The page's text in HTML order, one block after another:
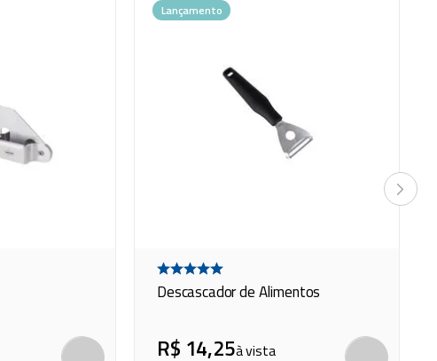
Lançamento
Descascador de Alimentos
R$ 14,25à vista